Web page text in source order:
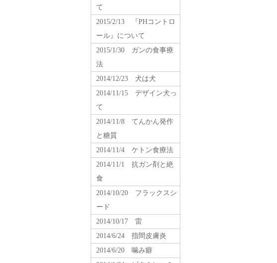
て
2015/2/13 『PHコントロ
ール』について
2015/1/30 ガンの食事療
法
2014/12/23 犬は犬
2014/11/15 デザイン犬っ
て
2014/11/8 てんかん発作
と糖質
2014/11/4 ケトン食療法
2014/11/1 抗ガン剤と絶
食
2014/10/20 フラックスシ
ード
2014/10/17 雷
2014/6/24 指間皮膚炎
2014/6/20 噛み癖